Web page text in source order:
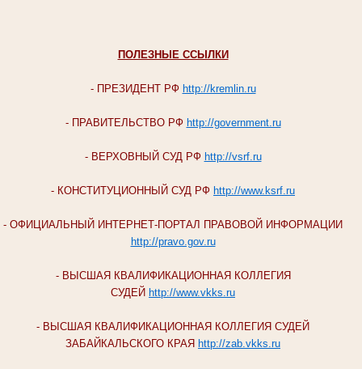
ПОЛЕЗНЫЕ ССЫЛКИ
- ПРЕЗИДЕНТ РФ http://kremlin.ru
- ПРАВИТЕЛЬСТВО РФ http://government.ru
- ВЕРХОВНЫЙ СУД РФ http://vsrf.ru
- КОНСТИТУЦИОННЫЙ СУД РФ http://www.ksrf.ru
- ОФИЦИАЛЬНЫЙ ИНТЕРНЕТ-ПОРТАЛ ПРАВОВОЙ ИНФОРМАЦИИ
http://pravo.gov.ru
- ВЫСШАЯ КВАЛИФИКАЦИОННАЯ КОЛЛЕГИЯ
СУДЕЙ http://www.vkks.ru
- ВЫСШАЯ КВАЛИФИКАЦИОННАЯ КОЛЛЕГИЯ СУДЕЙ
ЗАБАЙКАЛЬСКОГО КРАЯ http://zab.vkks.ru